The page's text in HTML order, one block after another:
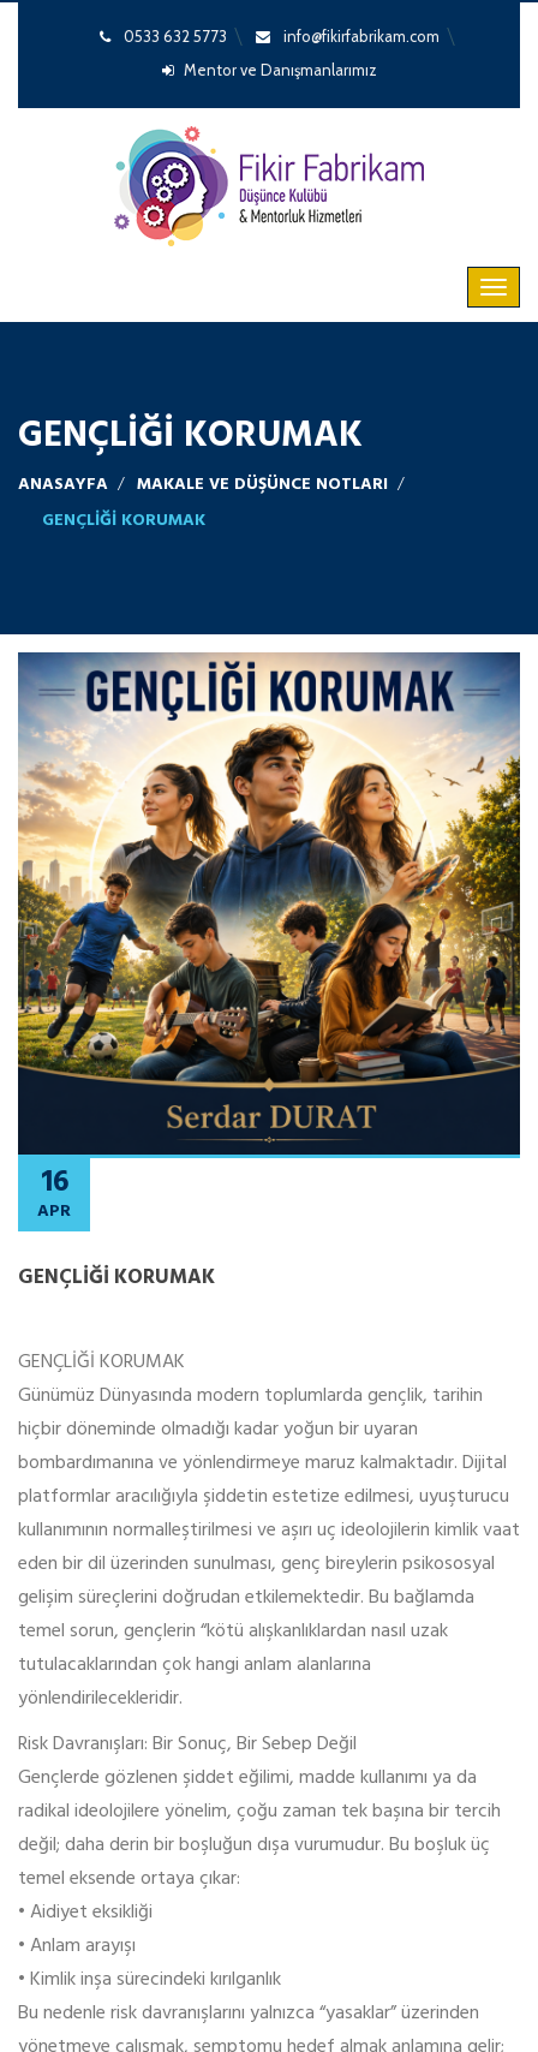
0533 632 5773
info@fikirfabrikam.com
Mentor ve Danışmanlarımız
GENÇLIĞI KORUMAK
ANASAYFA
MAKALE VE DÜŞÜNCE NOTLARI
GENÇLIĞI KORUMAK
16
APR
GENÇLIĞI KORUMAK
GENÇLİĞİ KORUMAK
Günümüz Dünyasında modern toplumlarda gençlik, tarihin
hiçbir döneminde olmadığı kadar yoğun bir uyaran
bombardımanına ve yönlendirmeye maruz kalmaktadır. Dijital
platformlar aracılığıyla şiddetin estetize edilmesi, uyuşturucu
kullanımının normalleştirilmesi ve aşırı uç ideolojilerin kimlik vaat
eden bir dil üzerinden sunulması, genç bireylerin psikososyal
gelişim süreçlerini doğrudan etkilemektedir. Bu bağlamda
temel sorun, gençlerin “kötü alışkanlıklardan nasıl uzak
tutulacaklarından çok hangi anlam alanlarına
yönlendirilecekleridir.
Risk Davranışları: Bir Sonuç, Bir Sebep Değil
Gençlerde gözlenen şiddet eğilimi, madde kullanımı ya da
radikal ideolojilere yönelim, çoğu zaman tek başına bir tercih
değil; daha derin bir boşluğun dışa vurumudur. Bu boşluk üç
temel eksende ortaya çıkar:
• Aidiyet eksikliği
• Anlam arayışı
• Kimlik inşa sürecindeki kırılganlık
Bu nedenle risk davranışlarını yalnızca “yasaklar” üzerinden
yönetmeye çalışmak, semptomu hedef almak anlamına gelir;